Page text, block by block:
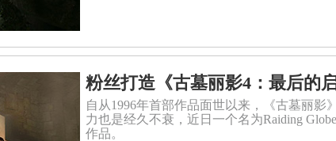
粉丝打造《古墓丽影4：最后的
自从1996年首部作品面世以来，《古墓丽
力也是经久不衰，近日一个名为Raiding
作品。